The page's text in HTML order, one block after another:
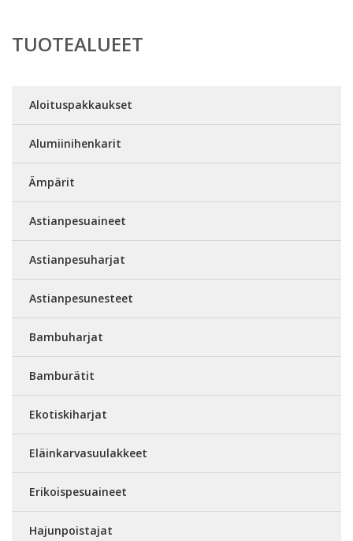
TUOTEALUEET
Aloituspakkaukset
Alumiinihenkarit
Ämpärit
Astianpesuaineet
Astianpesuharjat
Astianpesunesteet
Bambuharjat
Bamburätit
Ekotiskiharjat
Eläinkarvasuulakkeet
Erikoispesuaineet
Hajunpoistajat